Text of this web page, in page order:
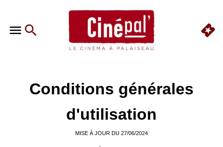
Conditions générales
d'utilisation
MISE À JOUR DU 27/06/2024